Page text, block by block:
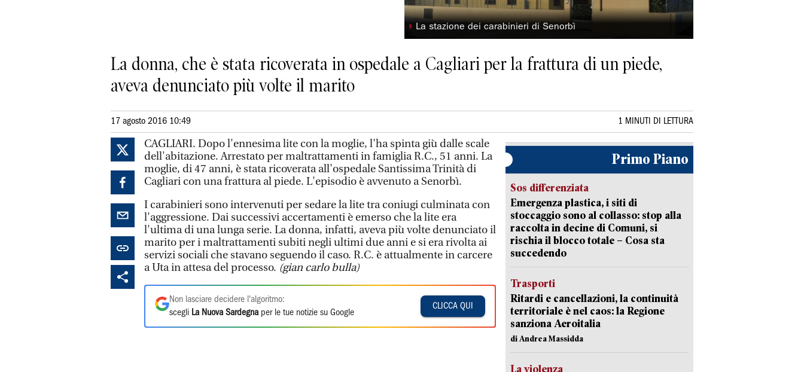
◗ La stazione dei carabinieri di Senorbì
La donna, che è stata ricoverata in ospedale a Cagliari per la frattura di un piede,
aveva denunciato più volte il marito
17 agosto 2016 10:49 1 MINUTI DI LETTURA
CAGLIARI. Dopo l'ennesima lite con la moglie, l'ha spinta giù dalle scale
dell'abitazione. Arrestato per maltrattamenti in famiglia R.C., 51 anni. La
moglie, di 47 anni, è stata ricoverata all'ospedale Santissima Trinità di
Cagliari con una frattura al piede. L'episodio è avvenuto a Senorbì.
I carabinieri sono intervenuti per sedare la lite tra coniugi culminata con
l'aggressione. Dai successivi accertamenti è emerso che la lite era
l'ultima di una lunga serie. La donna, infatti, aveva più volte denunciato il
marito per i maltrattamenti subiti negli ultimi due anni e si era rivolta ai
servizi sociali che stavano seguendo il caso. R.C. è attualmente in carcere
a Uta in attesa del processo. (gian carlo bulla)
Non lasciare decidere l'algoritmo:
scegli La Nuova Sardegna per le tue notizie su Google
CLICCA QUI
Primo Piano
Sos differenziata
Emergenza plastica, i siti di
stoccaggio sono al collasso: stop alla
raccolta in decine di Comuni, si
rischia il blocco totale – Cosa sta
succedendo
Trasporti
Ritardi e cancellazioni, la continuità
territoriale è nel caos: la Regione
sanziona Aeroitalia
di Andrea Massidda
La violenza